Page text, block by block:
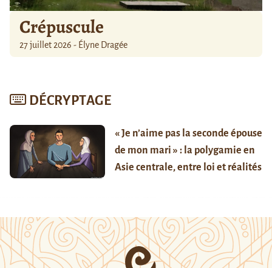
Crépuscule
27 juillet 2026 - Élyne Dragée
DÉCRYPTAGE
« Je n’aime pas la seconde épouse
de mon mari » : la polygamie en
Asie centrale, entre loi et réalités